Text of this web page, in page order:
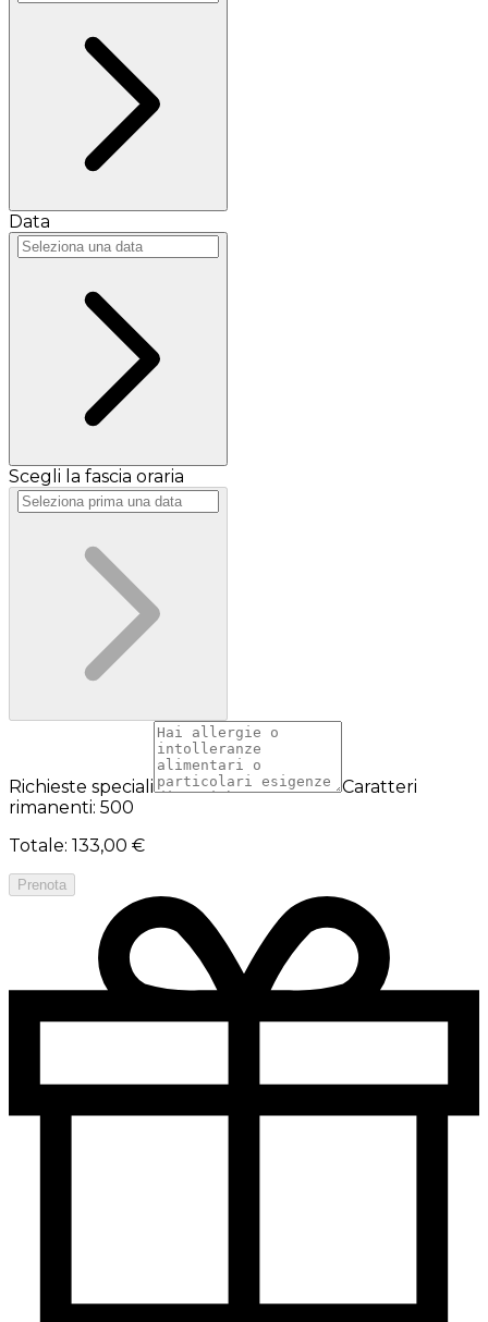
Data
Scegli la fascia oraria
Richieste speciali
Caratteri
rimanenti: 500
Totale: 133,00 €
Prenota